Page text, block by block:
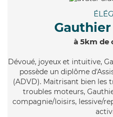
Gauthier
à 5km de
Dévoué, joyeux et intuitive,
possède un diplôme
(ADVD). Maitrisant bien les
troubles moteurs,
compagnie/loisirs, lessive/